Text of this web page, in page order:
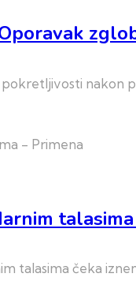
nakon
talasima čeka